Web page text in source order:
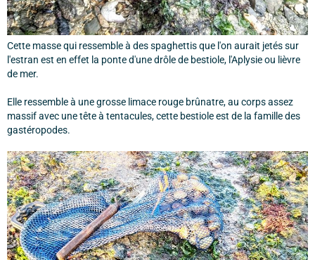
Cette masse qui ressemble à des spaghettis que l'on aurait jetés sur
l'estran est en effet la ponte d'une drôle de bestiole, l'Aplysie ou lièvre
de mer.
Elle ressemble à une grosse limace rouge brûnatre, au corps assez
massif avec une tête à tentacules, cette bestiole est de la famille des
gastéropodes.